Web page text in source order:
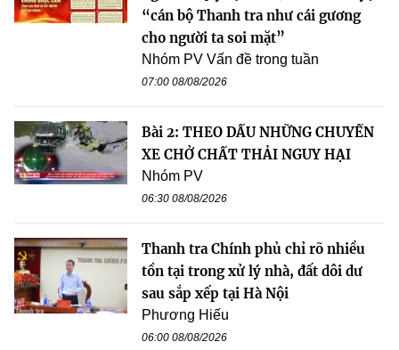
“cán bộ Thanh tra như cái gương
cho người ta soi mặt”
Nhóm PV Vấn đề trong tuần
07:00 08/08/2026
Bài 2: THEO DẤU NHỮNG CHUYẾN
XE CHỞ CHẤT THẢI NGUY HẠI
Nhóm PV
06:30 08/08/2026
Thanh tra Chính phủ chỉ rõ nhiều
tồn tại trong xử lý nhà, đất dôi dư
sau sắp xếp tại Hà Nội
Phương Hiếu
06:00 08/08/2026